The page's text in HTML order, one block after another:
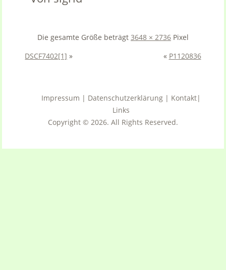
Die gesamte Größe beträgt 3648 × 2736 Pixel
DSCF7402[1] » « P1120836
Impressum | Datenschutzerklärung | Kontakt|
Links
Copyright © 2026. All Rights Reserved.